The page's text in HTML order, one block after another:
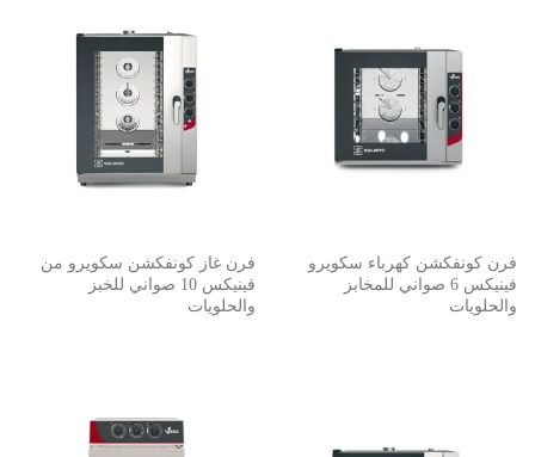
فرن كونفكشن كهرباء سكويرو
فينيكس 6 صواني للمخابز
والحلويات
فرن غاز كونفكشن سكويرو من
فينيكس 10 صواني للخبز
والحلويات